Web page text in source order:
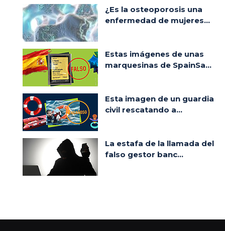
¿Es la osteoporosis una
enfermedad de mujeres...
Estas imágenes de unas
marquesinas de SpainSa...
Esta imagen de un guardia
civil rescatando a...
La estafa de la llamada del
falso gestor banc...